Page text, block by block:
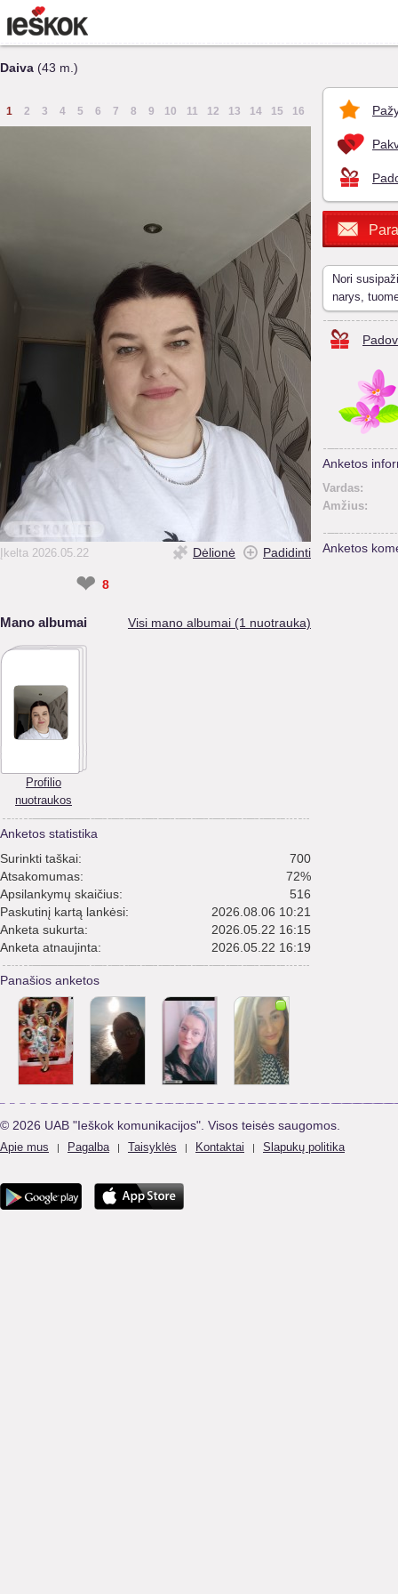
Daiva (43 m.)
1 2 3 4 5 6 7 8 9 10 11 12 13 14 15 16
Įkelta 2026.05.22 Dėlionė Padidinti
❤ 8
Mano albumai Visi mano albumai (1 nuotrauka)
Profilio
nuotraukos
Anketos statistika
Surinkti taškai:
700
Atsakomumas:
72%
Apsilankymų skaičius:
516
Paskutinį kartą lankėsi:
2026.08.06 10:21
Anketa sukurta:
2026.05.22 16:15
Anketa atnaujinta:
2026.05.22 16:19
Panašios anketos
Nori
narys,
Anketos
Vardas:
Amžius:
Anketos
© 2026 UAB "Ieškok komunikacijos". Visos teisės saugomos.
Apie mus | Pagalba | Taisyklės | Kontaktai | Slapukų politika